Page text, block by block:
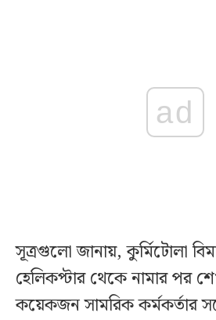
ad
সূত্রগুলো জানায়, কুর্মিটোলা
হেলিকপ্টার থেকে নামার পর
কয়েকজন সামরিক কর্মকর্তার